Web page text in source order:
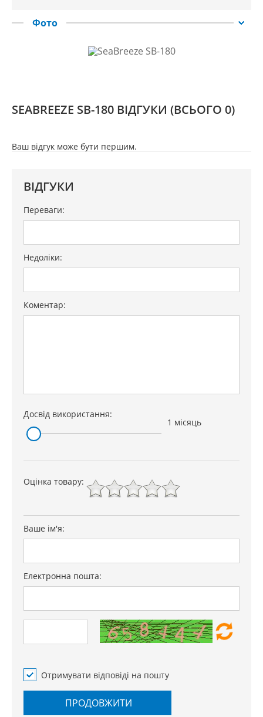
Фото
SEABREEZE SB-180 ВІДГУКИ (ВСЬОГО 0)
Ваш відгук може бути першим.
ВІДГУКИ
Переваги:
Недоліки:
Коментар:
Досвід використання:
1 місяць
Оцінка товару:
Ваше ім'я:
Електронна пошта:
Отримувати відповіді на пошту
ПРОДОВЖИТИ